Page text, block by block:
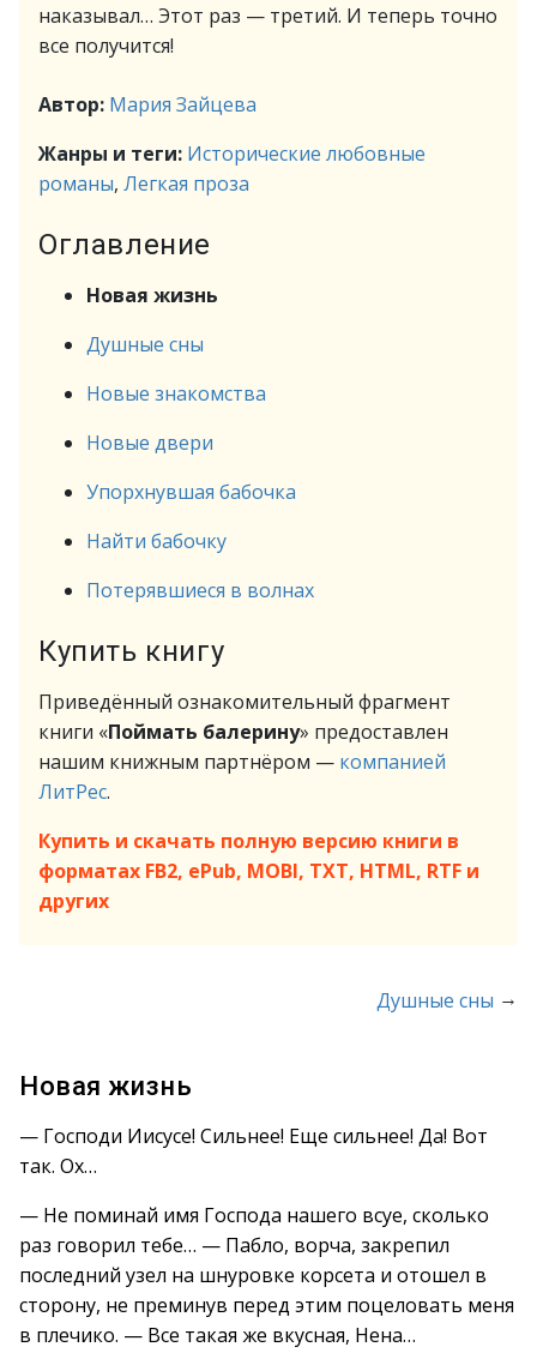
наказывал… Этот раз — третий. И теперь точно
все получится!
Автор: Мария Зайцева
Жанры и теги: Исторические любовные
романы, Легкая проза
Оглавление
Новая жизнь
Душные сны
Новые знакомства
Новые двери
Упорхнувшая бабочка
Найти бабочку
Потерявшиеся в волнах
Купить книгу
Приведённый ознакомительный фрагмент
книги «Поймать балерину» предоставлен
нашим книжным партнёром — компанией
ЛитРес.
Купить и скачать полную версию книги в
форматах FB2, ePub, MOBI, TXT, HTML, RTF и
других
Душные сны →
Новая жизнь
— Господи Иисусе! Сильнее! Еще сильнее! Да! Вот
так. Ох…
— Не поминай имя Господа нашего всуе, сколько
раз говорил тебе… — Пабло, ворча, закрепил
последний узел на шнуровке корсета и отошел в
сторону, не преминув перед этим поцеловать меня
в плечико. — Все такая же вкусная, Нена…